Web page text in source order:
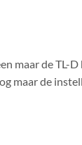
maar de TL-
maar de